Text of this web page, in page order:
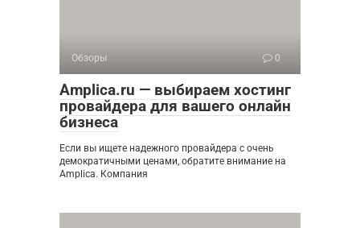
Обзоры 0
Amplica.ru — выбираем хостинг
провайдера для вашего онлайн
бизнеса
Если вы ищете надежного провайдера с очень
демократичными ценами, обратите внимание на
Amplica. Компания